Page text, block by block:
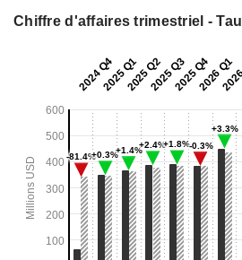
Chiffre d'affaires trimestriel -